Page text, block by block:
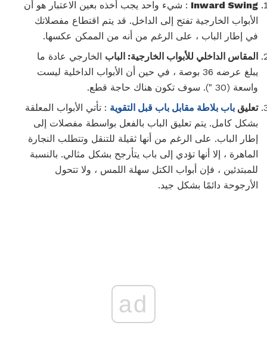
Inward Swing : شيء واحد يجب أخذه بعين الاعتبار هو أن
الأبواب الخارجية تفتح إلى الداخل. قد يتم اقتطاع مفصلاتك
في إطار الباب ، على الرغم من أنه من الممكن عكسها.
المقاس الداخلي للأبواب الخارجية: الباب الخارجي عادة ما
يبلغ عرضه 36 بوصة ، في حين أن الأبواب الداخلية ليست
واسعة (30 "). سوف تكون هناك حاجة قطع.
تعليق باب بلاطة مقابل باب قبل التقوية : تأتي الأبواب المعلقة
بشكل كامل. يتم تعليق الباب بالفعل بواسطة مفصلات إلى
إطار الباب. على الرغم من أنها ثقيلة للتنقل وتتطلب النجارة
الماهرة ، إلا أنها تؤدي إلى باب يتأرجح بشكل مثالي. بالنسبة
للمبتدئين ، فإن أبواب الكتل سهلة اللمس ، ولا تتحول
الأرجوحة دائمًا بشكل جيد.
ad